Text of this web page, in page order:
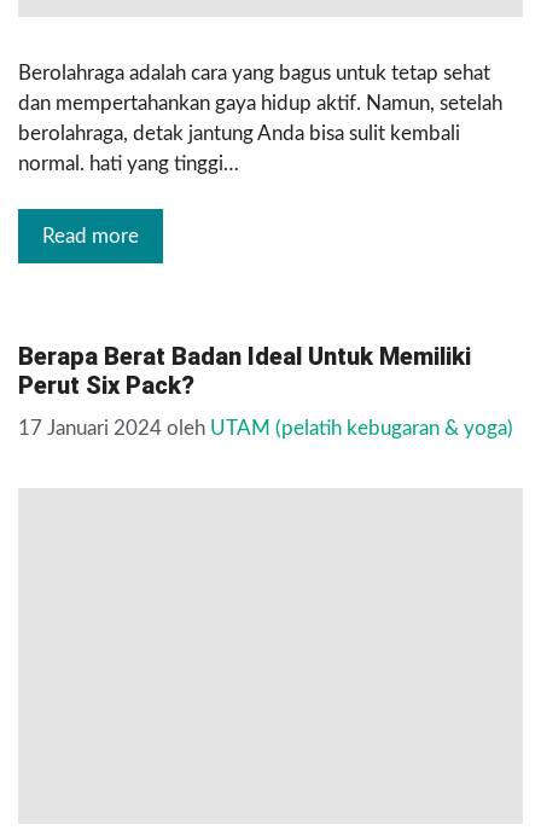
Berolahraga adalah cara yang bagus untuk tetap sehat
dan mempertahankan gaya hidup aktif. Namun, setelah
berolahraga, detak jantung Anda bisa sulit kembali
normal. hati yang tinggi…
Read more
Berapa Berat Badan Ideal Untuk Memiliki
Perut Six Pack?
17 Januari 2024 oleh UTAM (pelatih kebugaran & yoga)